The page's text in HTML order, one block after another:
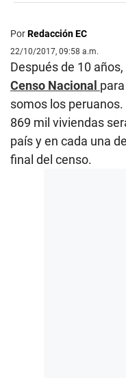
PorRedacción EC
22/10/2017, 09:58 a.m.
Después de 10
Censo Nacional
somos los
869 mil viviendas
país y en cada una
final del censo.